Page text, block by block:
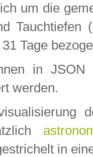
um die
Tauchtiefen
Tage
in
werden.
in